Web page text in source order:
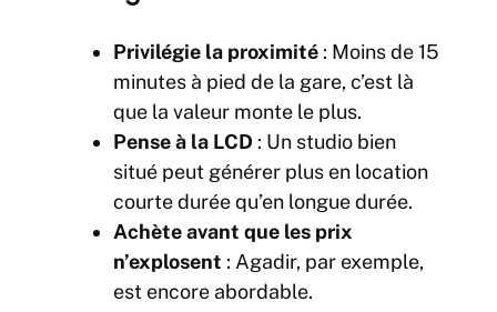
Privilégie la proximité : Moins de 15
minutes à pied de la gare, c’est là
que la valeur monte le plus.
Pense à la LCD : Un studio bien
situé peut générer plus en location
courte durée qu’en longue durée.
Achète avant que les prix
n’explosent : Agadir, par exemple,
est encore abordable.